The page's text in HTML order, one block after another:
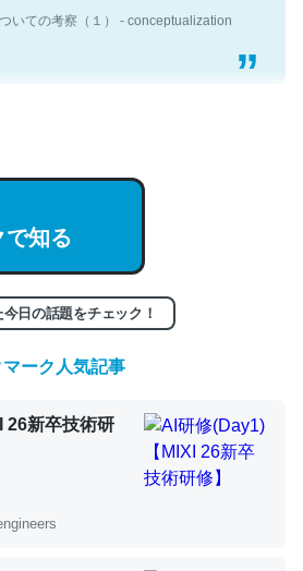
いての考察（１） - conceptualization
ので貴重な良記事。/続編来た
entry/2023/03/27
いての考察（１） - conceptualization
ずっと前の伏線」は回収されないけ
は多い分量。進化すればするほど分
いての考察（１） - conceptualization
で知る
日の話題をチェック！
ーク人気記事
26新卒技術研